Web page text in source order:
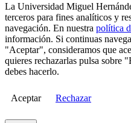
La Universidad Miguel
terceros para fines analíticos y
navegación. En nuestra política
información. Si continuas
"Aceptar", consideramos que
quieres rechazarlas pulsa sobre
debes hacerlo.
Aceptar Rechazar